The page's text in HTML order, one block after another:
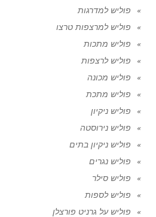
פוליש למדרגות
פוליש למרצפות טרצו
פוליש מתכות
פוליש לרצפות
פוליש מכונה
פוליש מתכת
פוליש ניקיון
פוליש נירוסטה
פוליש ניקיון בתים
פוליש נגרים
פוליש סילר
פוליש לספות
פוליש על גרניט פורצלן